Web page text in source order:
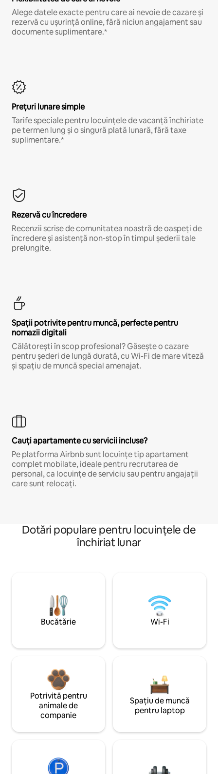
Alege datele exacte pentru care ai nevoie de cazare și
rezervă cu ușurință online, fără niciun angajament sau
documente suplimentare.*
Prețuri lunare simple
Tarife speciale pentru locuințele de vacanță închiriate
pe termen lung și o singură plată lunară, fără taxe
suplimentare.*
Rezervă cu încredere
Recenzii scrise de comunitatea noastră de oaspeți de
încredere și asistență non-stop în timpul șederii tale
prelungite.
Spații potrivite pentru muncă, perfecte pentru
nomazii digitali
Călătorești în scop profesional? Găsește o cazare
pentru șederi de lungă durată, cu Wi-Fi de mare viteză
și spațiu de muncă special amenajat.
Cauți apartamente cu servicii incluse?
Pe platforma Airbnb sunt locuințe tip apartament
complet mobilate, ideale pentru recrutarea de
personal, ca locuințe de serviciu sau pentru angajații
care sunt relocați.
Dotări populare pentru locuințele de
închiriat lunar
Bucătărie Wi-Fi
Potrivită pentru
animale de
companie
Spațiu de muncă
pentru laptop